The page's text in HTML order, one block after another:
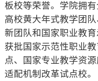
板校等荣誉。学院拥
高校黄大年式教学团
新团队和国家职业教
获批国家示范性职业
点、国家专业教学资
适配机制改革试点校。